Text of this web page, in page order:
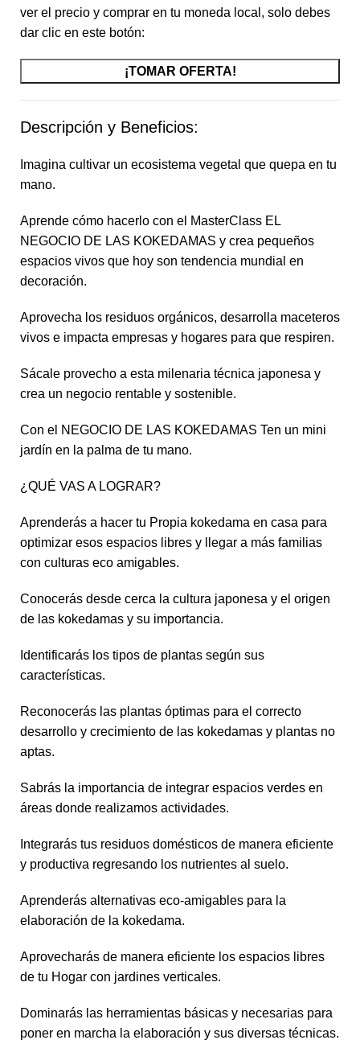
ver el precio y comprar en tu moneda local, solo debes
dar clic en este botón:
¡TOMAR OFERTA!
Descripción y Beneficios:
Imagina cultivar un ecosistema vegetal que quepa en tu
mano.
Aprende cómo hacerlo con el MasterClass EL
NEGOCIO DE LAS KOKEDAMAS y crea pequeños
espacios vivos que hoy son tendencia mundial en
decoración.
Aprovecha los residuos orgánicos, desarrolla maceteros
vivos e impacta empresas y hogares para que respiren.
Sácale provecho a esta milenaria técnica japonesa y
crea un negocio rentable y sostenible.
Con el NEGOCIO DE LAS KOKEDAMAS Ten un mini
jardín en la palma de tu mano.
¿QUÉ VAS A LOGRAR?
Aprenderás a hacer tu Propia kokedama en casa para
optimizar esos espacios libres y llegar a más familias
con culturas eco amigables.
Conocerás desde cerca la cultura japonesa y el origen
de las kokedamas y su importancia.
Identificarás los tipos de plantas según sus
características.
Reconocerás las plantas óptimas para el correcto
desarrollo y crecimiento de las kokedamas y plantas no
aptas.
Sabrás la importancia de integrar espacios verdes en
áreas donde realizamos actividades.
Integrarás tus residuos domésticos de manera eficiente
y productiva regresando los nutrientes al suelo.
Aprenderás alternativas eco-amigables para la
elaboración de la kokedama.
Aprovecharás de manera eficiente los espacios libres
de tu Hogar con jardines verticales.
Dominarás las herramientas básicas y necesarias para
poner en marcha la elaboración y sus diversas técnicas.